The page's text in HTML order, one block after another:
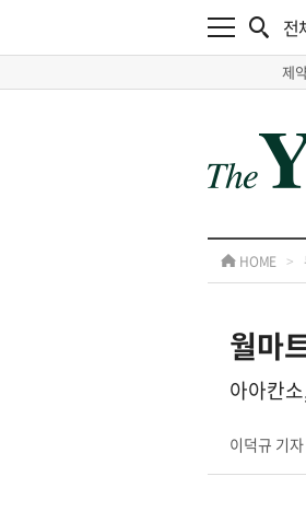
전
제
HOME >
월마
아아칸
이덕규 기자